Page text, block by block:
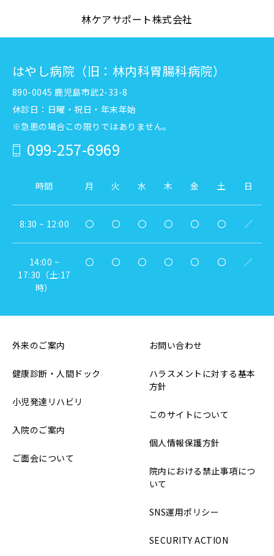
林ケアサポート株式会社
はやし病院（旧：林内科胃腸科病院）
890-0045 鹿児島市武2-33-8
休診日：日曜・祝日・年末年始
※急患の場合この限りではありません。
099-257-6969
時間 月 火 水 木 金 土 日
8:30 ~ 12:00 〇 〇 〇 〇 〇 〇 ／
14:00 ~
17:30（土:17
時）
〇 〇 〇 〇 〇 〇 ／
外来のご案内
健康診断・人間ドック
小児発達リハビリ
入院のご案内
ご面会について
お問い合わせ
ハラスメントに対する基本
方針
このサイトについて
個人情報保護方針
院内における禁止事項につ
いて
SNS運用ポリシー
SECURITY ACTION